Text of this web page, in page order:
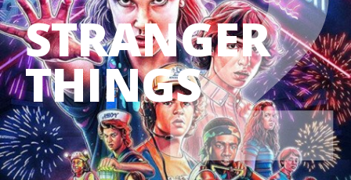
STRANGER
THINGS